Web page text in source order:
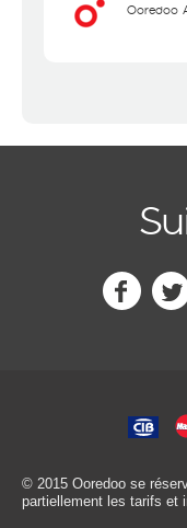
Ooredoo
© 2015 Ooredoo se
partiellement les tarifs et